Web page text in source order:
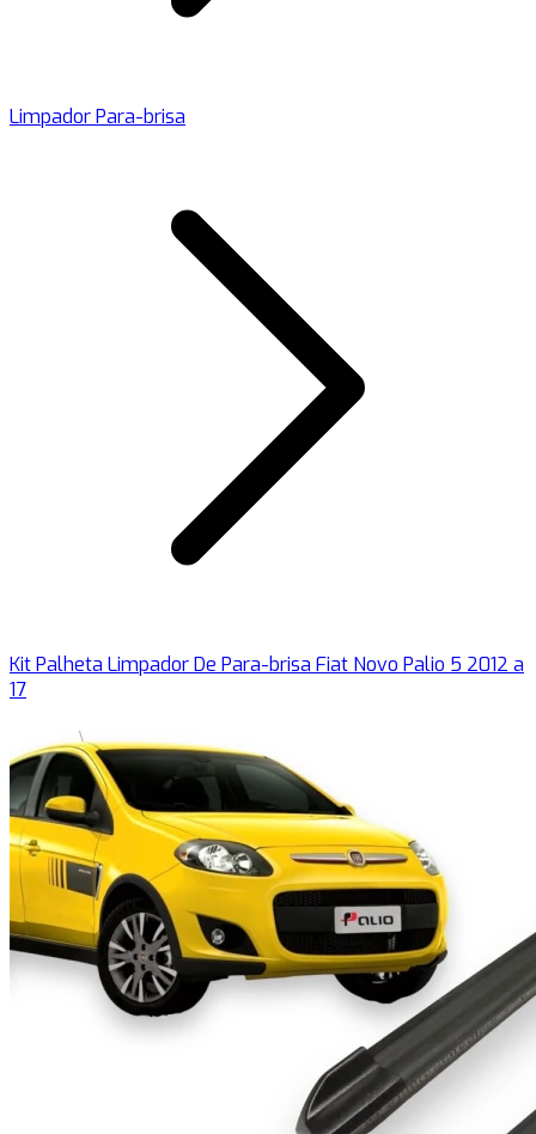
Limpador Para-brisa
Kit Palheta Limpador De Para-brisa Fiat Novo Palio 5 2012 a
17